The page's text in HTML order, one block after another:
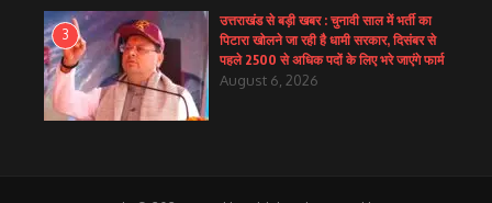
3
उत्तराखंड से बड़ी खबर : चुनावी साल में भर्ती का
पिटारा खोलने जा रही है धामी सरकार, दिसंबर से
पहले 2500 से अधिक पदों के लिए भरे जाएंगे फार्म
August 6, 2026